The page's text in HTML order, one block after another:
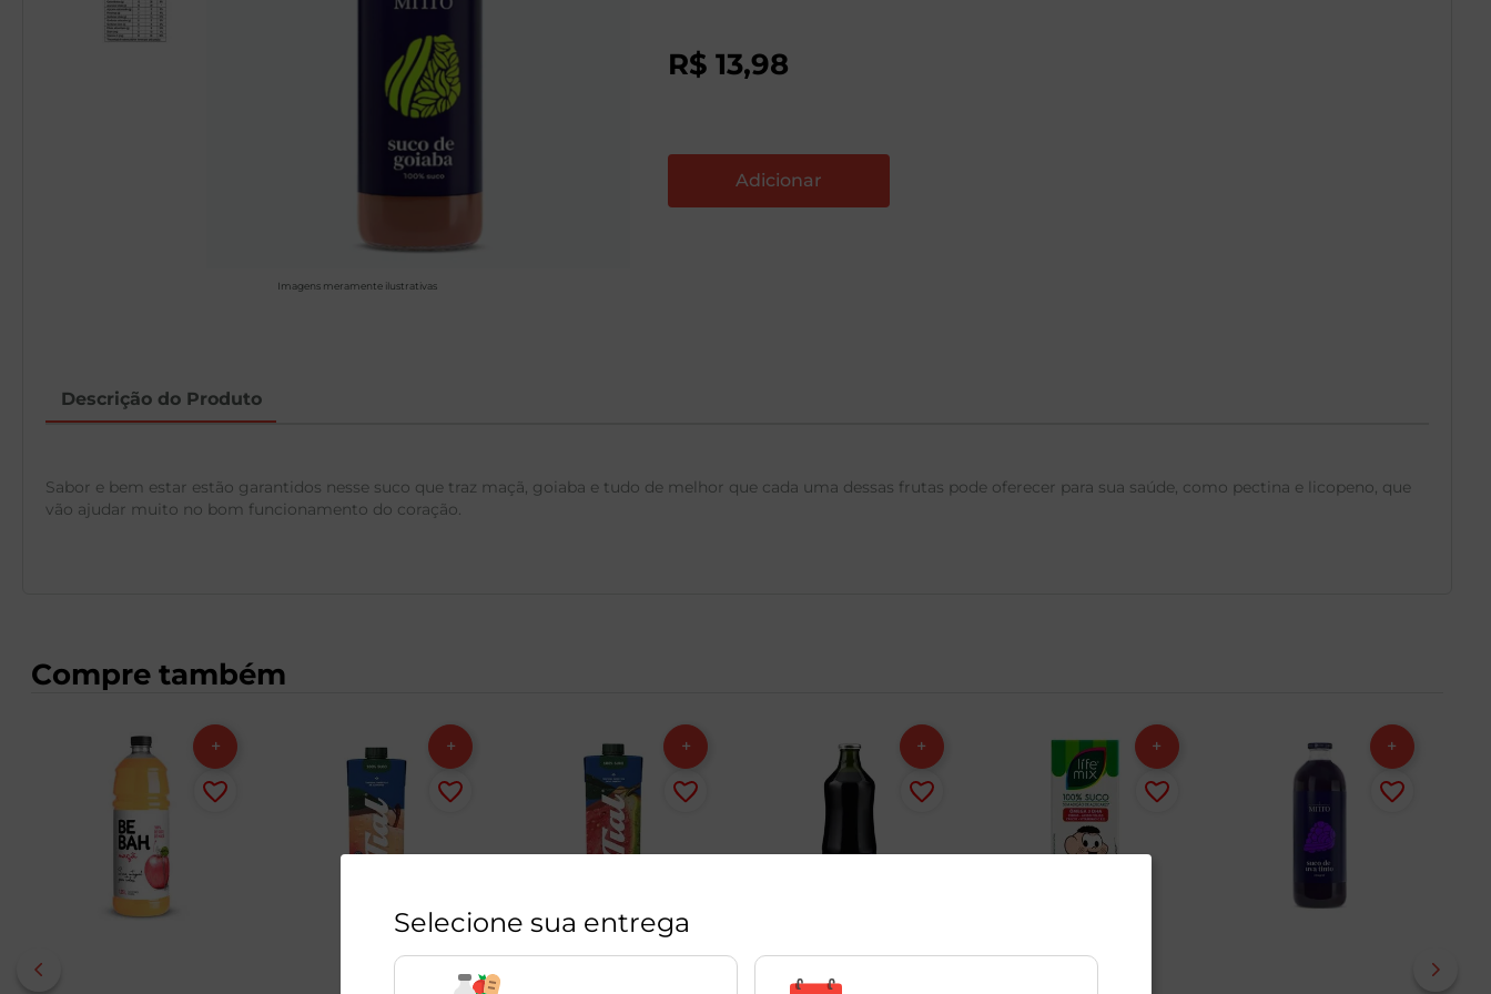
Imagens meramente ilustrativas
R$ 13,98
Descrição do Produto
Sabor e bem estar estão garantidos nesse suco que traz maçã, goiaba e tudo de melhor que cada uma dessas frutas pode oferecer para sua saúde, como pectina e licopeno, que
vão ajudar muito no bom funcionamento do coração.
Compre também
Selecione sua entrega